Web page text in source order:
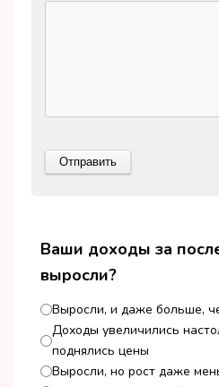
Ваши доходы за
выросли?
Выросли, и даже больше,
Доходы увеличились
поднялись цены
Выросли, но рост даже